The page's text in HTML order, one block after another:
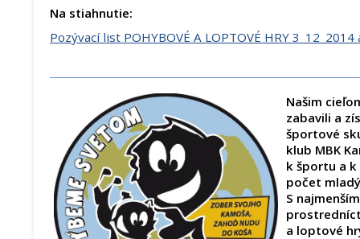
Na stiahnutie:
Pozývací list POHYBOVÉ A LOPTOVÉ HRY
Našim
zabavili a
športové
klub MBK
k športu a
počet
S
a loptové